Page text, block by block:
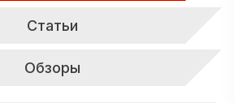
Статьи
Обзоры